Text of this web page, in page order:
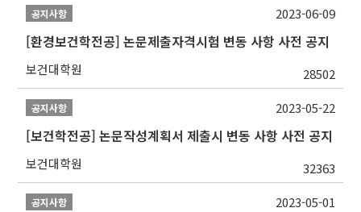
공지사항
[환경보건학전공] 논문제출자격시험 변동 사항 사전 공지
보건대학원 28502
2023-06-09
공지사항
[보건학전공] 논문작성계획서 제출시 변동 사항 사전 공지
보건대학원 32363
2023-05-22
공지사항 2023-05-01